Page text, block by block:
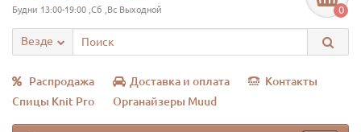
Будни 13:00-19:00 ,Сб ,Вс Выходной 0
Везде
Распродажа Доставка и оплата
Контакты
Спицы Knit Pro
Органайзеры Muud